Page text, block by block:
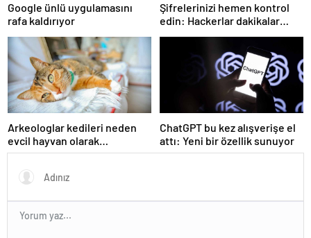
Google ünlü uygulamasını
rafa kaldırıyor
Şifrelerinizi hemen kontrol
edin: Hackerlar dakikalar
içinde kırıyor
Arkeologlar kedileri neden
evcil hayvan olarak
beslediğimizin sırrını keşfetti
ChatGPT bu kez alışverişe el
attı: Yeni bir özellik sunuyor